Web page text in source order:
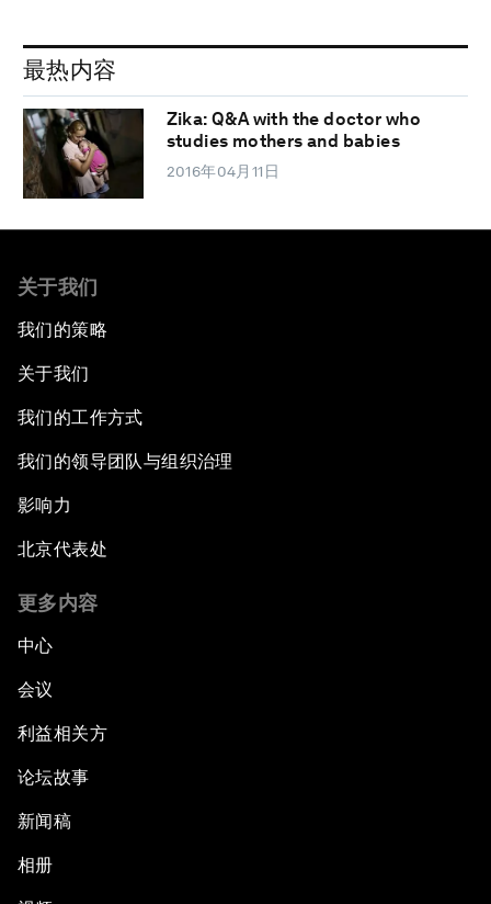
最热内容
Zika: Q&A with the doctor who
studies mothers and babies
2016年04月11日
关于我们
我们的策略
关于我们
我们的工作方式
我们的领导团队与组织治理
影响力
北京代表处
更多内容
中心
会议
利益相关方
论坛故事
新闻稿
相册